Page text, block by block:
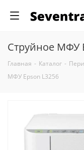
Струйное МФУ
Главная - Каталог -
МФУ Epson L3256